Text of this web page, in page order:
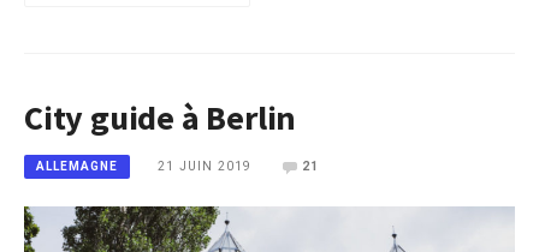
City guide à Berlin
ALLEMAGNE 21 JUIN 2019 21